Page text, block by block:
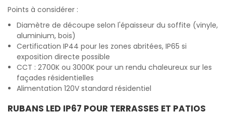
Points à considérer :
Diamètre de découpe selon l'épaisseur du soffite (vinyle,
aluminium, bois)
Certification IP44 pour les zones abritées, IP65 si
exposition directe possible
CCT : 2700K ou 3000K pour un rendu chaleureux sur les
façades résidentielles
Alimentation 120V standard résidentiel
RUBANS LED IP67 POUR TERRASSES ET PATIOS